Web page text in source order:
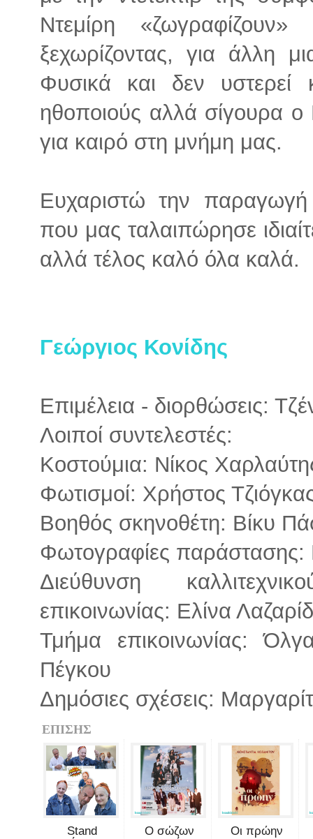
Ντεμίρη
ξεχωρίζοντας, για άλλη
Φυσικά και δεν υστερεί
ηθοποιούς αλλά σίγουρα
για καιρό στη μνήμη μας.
Ευχαριστώ την παραγωγή
που μας ταλαιπώρησε
αλλά τέλος καλό όλα καλά.
Γεώργιος Κονίδης
Επιμέλεια - διορθώσεις:
Λοιποί συντελεστές:
Κοστούμια: Νίκος
Φωτισμοί: Χρήστος
Βοηθός σκηνοθέτη: Βίκυ
Φωτογραφίες
Διεύθυνση
επικοινωνίας: Ελίνα
Τμήμα επικοινωνίας:
Πέγκου
Δημόσιες σχέσεις:
ΕΠΙΣΗΣ
Stand
Ο σώζων
Οι πρώην